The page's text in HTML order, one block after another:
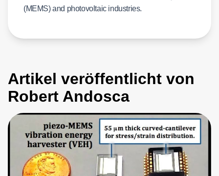
(MEMS) and photovoltaic industries.
Artikel veröffentlicht von
Robert Andosca